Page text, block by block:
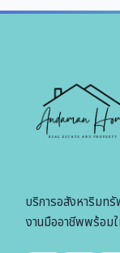
บริการอสังหาริมท
งานมืออาชีพพร้อม